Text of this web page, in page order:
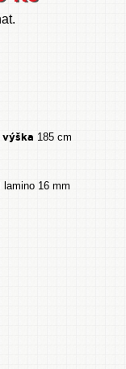
výška 185 cm
lamino 16 mm